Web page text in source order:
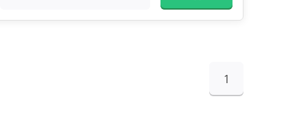
1